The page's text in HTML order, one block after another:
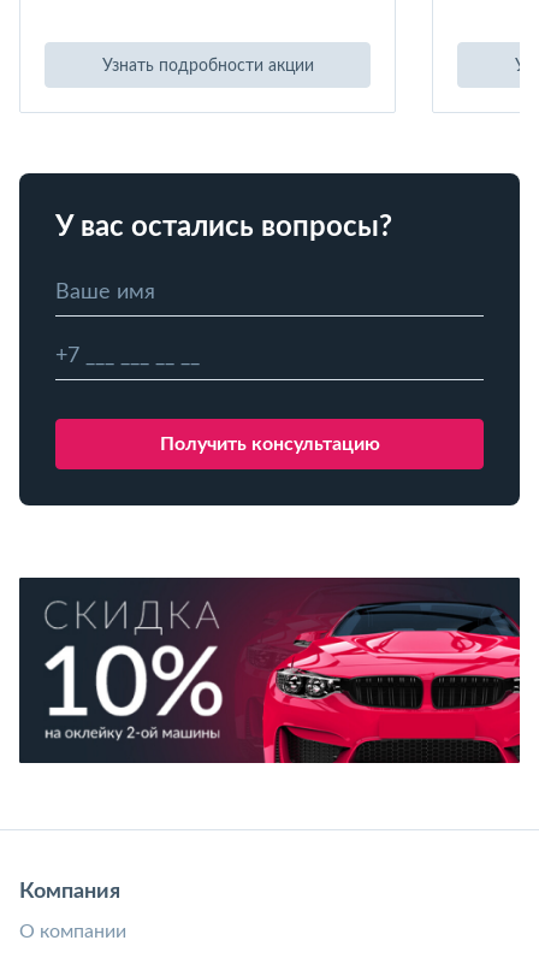
Узнать подробности акции
У вас остались вопросы?
Компания
О компании